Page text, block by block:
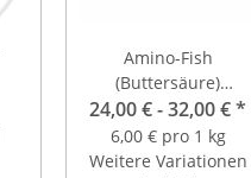
Amino-Fish
(Buttersäure)
Lagerware 4Kg Beutel
24,00 € -32,00 €*
6,00 € pro 1 kg
Weitere Variationen